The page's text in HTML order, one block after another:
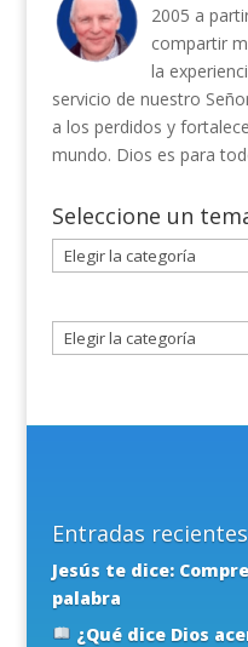
2005 a
compartir
la
servicio de nuestro
a los perdidos y
mundo. Dios es para
Seleccione un
Seleccione
un
Entradas recientes
Jesús te dice:
palabra
¿Qué dice Dios